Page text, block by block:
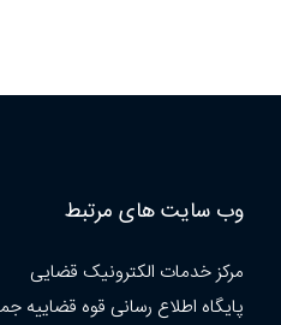
وب سایت های مرتبط
مرکز خدمات الکترونیک قضایی
پایگاه اطلاع رسانی قوه قضاییه